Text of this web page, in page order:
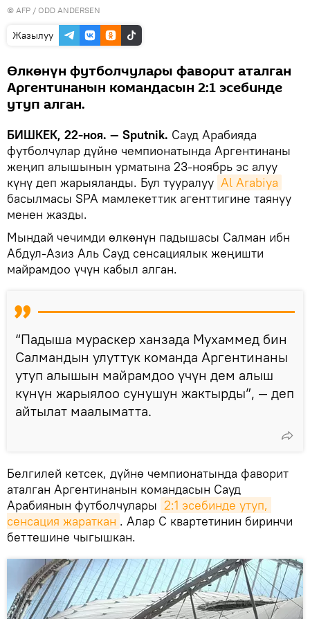
© AFP / ODD ANDERSEN
Жазылуу
Өлкөнүн футболчулары фаворит аталган
Аргентинанын командасын 2:1 эсебинде
утуп алган.
БИШКЕК, 22-ноя. — Sputnik. Сауд Арабияда
футболчулар дүйнө чемпионатында Аргентинаны
жеңип алышынын урматына 23-ноябрь эс алуу
күнү деп жарыяланды. Бул тууралуу Al Arabiya
басылмасы SPA мамлекеттик агенттигине таянуу
менен жазды.
Мындай чечимди өлкөнүн падышасы Салман ибн
Абдул-Азиз Аль Сауд сенсациялык жеңишти
майрамдоо үчүн кабыл алган.
“Падыша мураскер ханзада Мухаммед бин
Салмандын улуттук команда Аргентинаны
утуп алышын майрамдоо үчүн дем алыш
күнүн жарыялоо сунушун жактырды”, — деп
айтылат маалыматта.
Белгилей кетсек, дүйнө чемпионатында фаворит
аталган Аргентинанын командасын Сауд
Арабиянын футболчулары 2:1 эсебинде утуп,
сенсация жараткан . Алар C квартетинин биринчи
беттешине чыгышкан.